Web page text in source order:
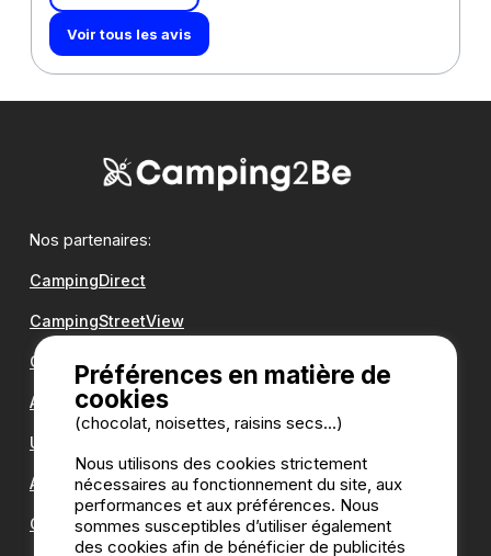
Voir tous les avis
Nos partenaires:
CampingDirect
CampingStreetView
Groupe Romanée
Antilope VAN
Une question ?
Annuaire des campings
Guide camping
Préférences en matière de
cookies
(chocolat, noisettes, raisins secs...)
Nous utilisons des cookies strictement
nécessaires au fonctionnement du site, aux
performances et aux préférences. Nous
sommes susceptibles d’utiliser également
des cookies afin de bénéficier de publicités